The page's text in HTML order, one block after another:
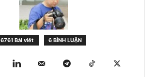
6761 Bài viết 6 BÌNH LUẬN